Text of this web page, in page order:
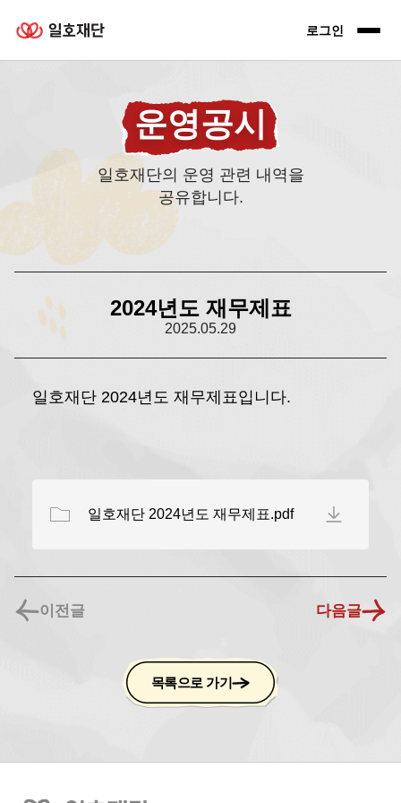
일호재단 로고 로그인 전
로그인
운영공시
일호재단의 운영 관련 내역을
공유합니다.
2024년도 재무제표
2025.05.29
일호재단 2024년도 재무제표입니다.
일호재단 2024년도 재무제표.pdf
이전글 다음글
목록으로 가기